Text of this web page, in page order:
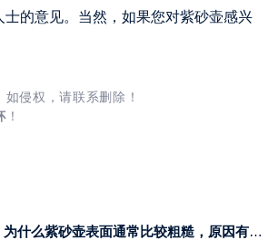
的意见。当然，如果您对紫砂壶感兴
侵权，请联系删除！
！
为什么紫砂壶表面通常比较粗糙，原因有哪些